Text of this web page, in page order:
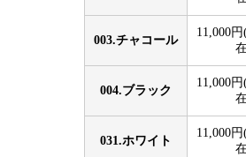
003.チャコール
11,000
004.ブラック
11,000
031.ホワイト
11,000